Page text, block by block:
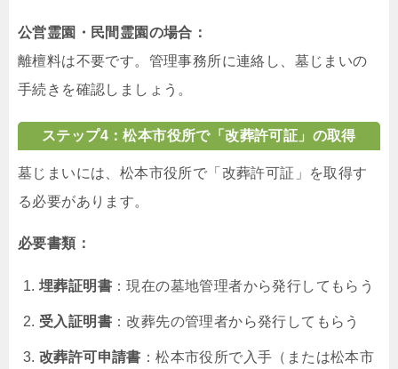
公営霊園・民間霊園の場合：
離檀料は不要です。管理事務所に連絡し、墓じまいの
手続きを確認しましょう。
ステップ4：松本市役所で「改葬許可証」の取得
墓じまいには、松本市役所で「改葬許可証」を取得す
る必要があります。
必要書類：
埋葬証明書 ：現在の墓地管理者から発行してもらう
受入証明書 ：改葬先の管理者から発行してもらう
改葬許可申請書 ：松本市役所で入手（または松本市